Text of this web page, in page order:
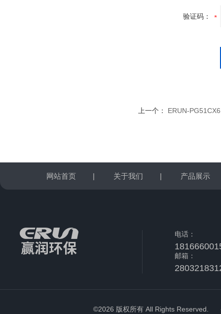
验证码：
上一个： ERUN-
网站首页 | 关于我们 | 产品展示
电话：
邮箱：
©2026 版权所有 All Rights Reserved.